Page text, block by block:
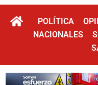
POLÍTICA
NACIONALES